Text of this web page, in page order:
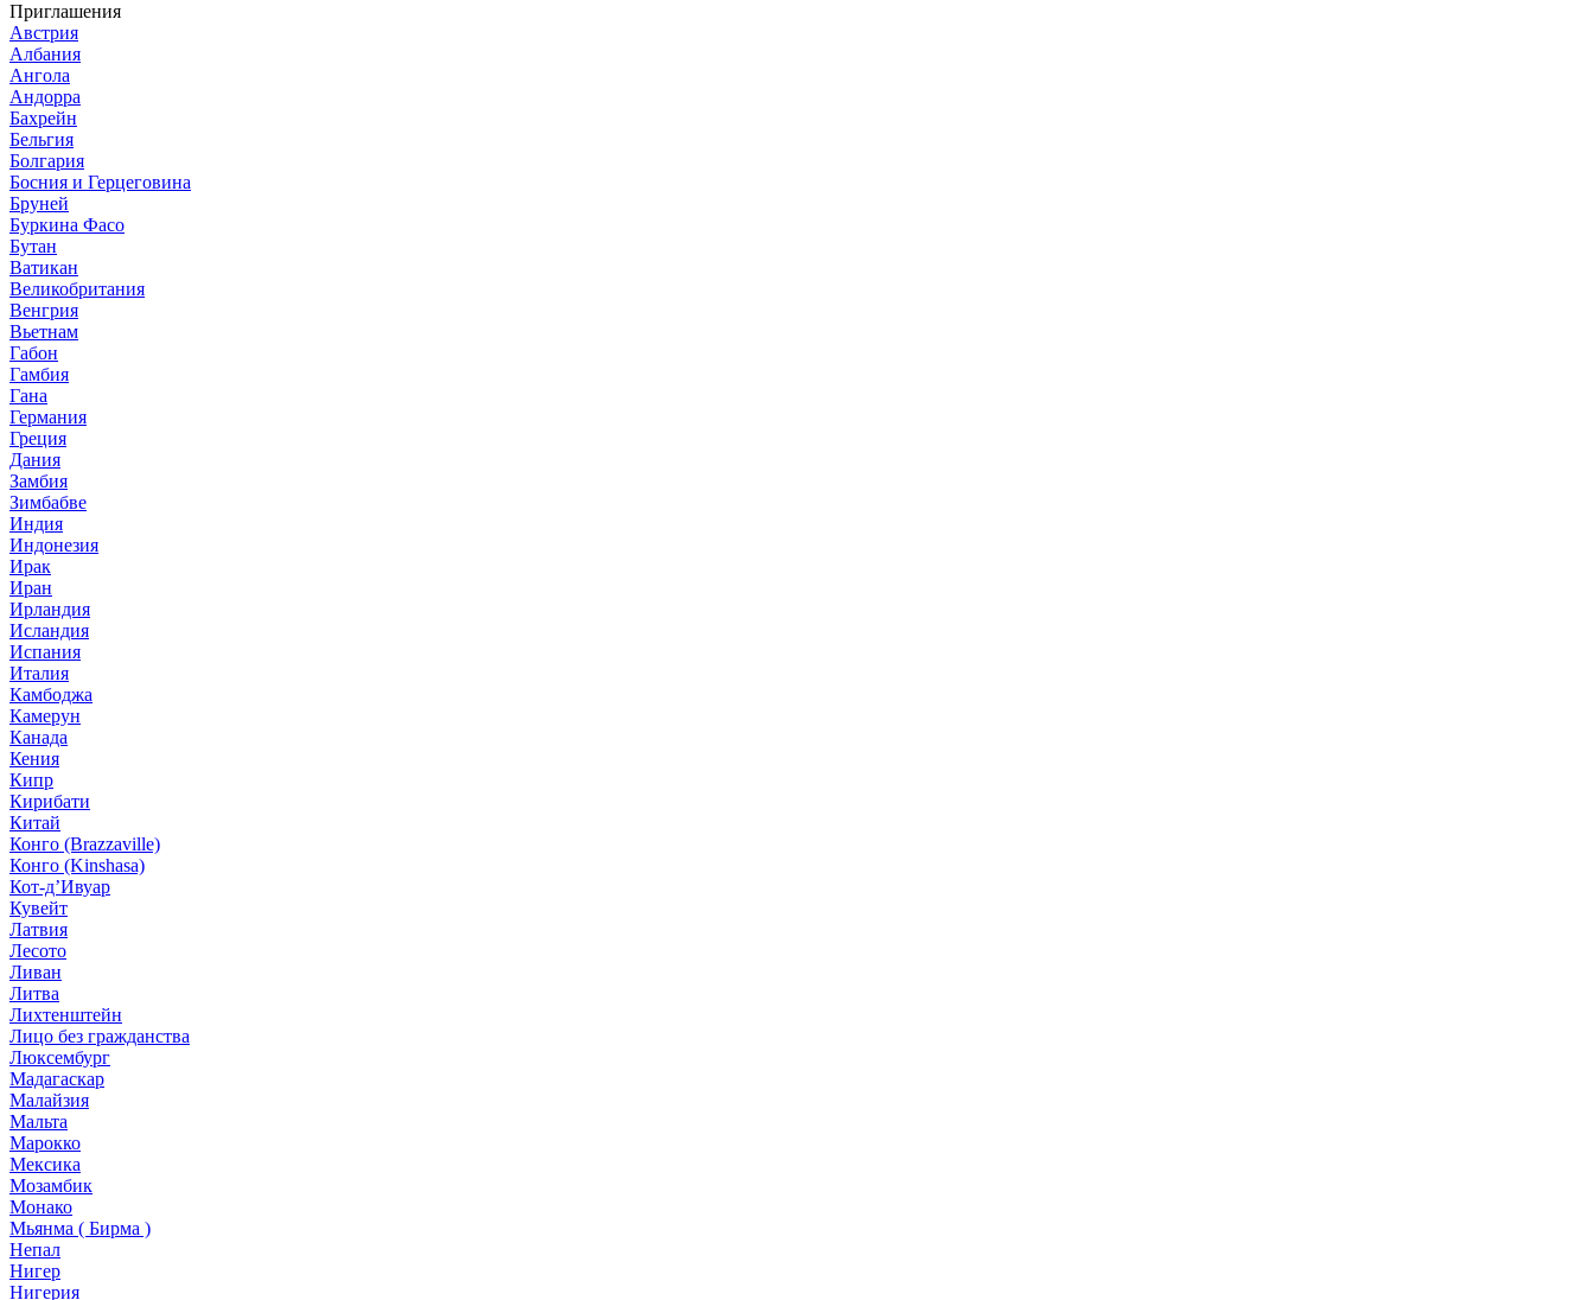
Приглашения
Австрия
Албания
Ангола
Андорра
Бахрейн
Бельгия
Болгария
Босния и Герцеговина
Бруней
Буркина Фасо
Бутан
Ватикан
Великобритания
Венгрия
Вьетнам
Габон
Гамбия
Гана
Германия
Греция
Дания
Замбия
Зимбабве
Индия
Индонезия
Ирак
Иран
Ирландия
Исландия
Испания
Италия
Камбоджа
Камерун
Канада
Кения
Кипр
Кирибати
Китай
Конго (Brazzaville)
Конго (Kinshasa)
Кот-д’Ивуар
Кувейт
Латвия
Лесото
Ливан
Литва
Лихтенштейн
Лицо без гражданства
Люксембург
Мадагаскар
Малайзия
Мальта
Марокко
Мексика
Мозамбик
Монако
Мьянма ( Бирма )
Непал
Нигер
Нигерия